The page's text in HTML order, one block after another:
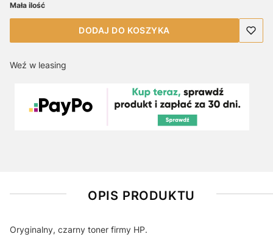
Mała ilość
DODAJ DO KOSZYKA
Weź w leasing
OPIS PRODUKTU
Oryginalny, czarny toner firmy HP.